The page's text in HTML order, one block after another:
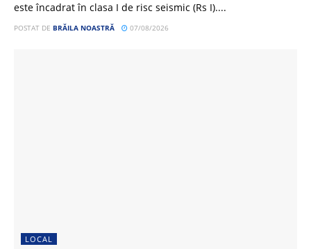
este încadrat în clasa I de risc seismic (Rs I)....
POSTAT DE BRĂILA NOASTRĂ 07/08/2026
LOCAL